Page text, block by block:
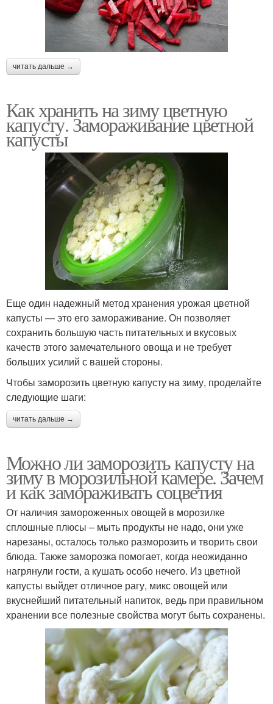
читать дальше →
Как хранить на зиму цветную
капусту. Замораживание цветной
капусты
Еще один надежный метод хранения урожая цветной
капусты — это его замораживание. Он позволяет
сохранить большую часть питательных и вкусовых
качеств этого замечательного овоща и не требует
больших усилий с вашей стороны.
Чтобы заморозить цветную капусту на зиму, проделайте
следующие шаги:
читать дальше →
Можно ли заморозить капусту на
зиму в морозильной камере. Зачем
и как замораживать соцветия
От наличия замороженных овощей в морозилке
сплошные плюсы – мыть продукты не надо, они уже
нарезаны, осталось только разморозить и творить свои
блюда. Также заморозка помогает, когда неожиданно
нагрянули гости, а кушать особо нечего. Из цветной
капусты выйдет отличное рагу, микс овощей или
вкуснейший питательный напиток, ведь при правильном
хранении все полезные свойства могут быть сохранены.